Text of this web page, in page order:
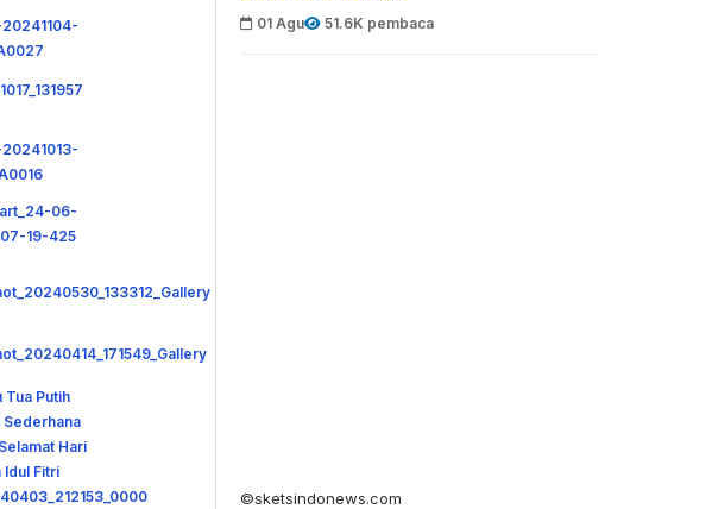
01 Agu 51.6K pembaca
©sketsindonews.com